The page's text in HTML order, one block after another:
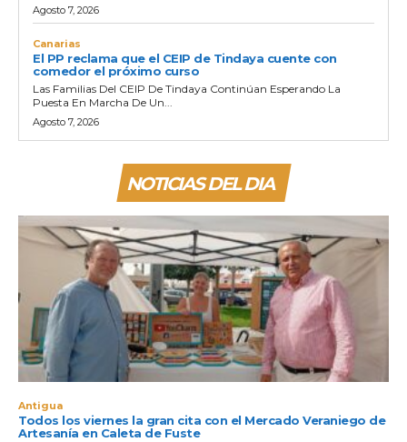
Agosto 7, 2026
Canarias
El PP reclama que el CEIP de Tindaya cuente con
comedor el próximo curso
Las Familias Del CEIP De Tindaya Continúan Esperando La
Puesta En Marcha De Un...
Agosto 7, 2026
NOTICIAS DEL DIA
Antigua
Todos los viernes la gran cita con el Mercado Veraniego de
Artesanía en Caleta de Fuste